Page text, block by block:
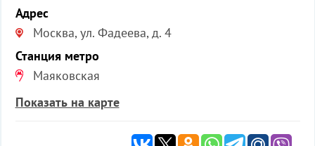
Адрес
Москва, ул. Фадеева, д. 4
Станция метро
Маяковская
Показать на карте